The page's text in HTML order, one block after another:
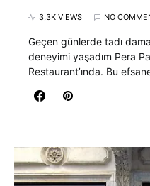
3,3K VIEWS NO
Geçen günlerde tadı
deneyimi yaşadım Pera
Restaurant’ında. Bu